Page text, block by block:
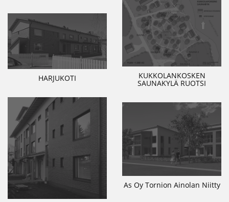
KUKKOLANKOSKEN
SAUNAKYLÄ RUOTSI
HARJUKOTI
As Oy Tornion Ainolan Niitty